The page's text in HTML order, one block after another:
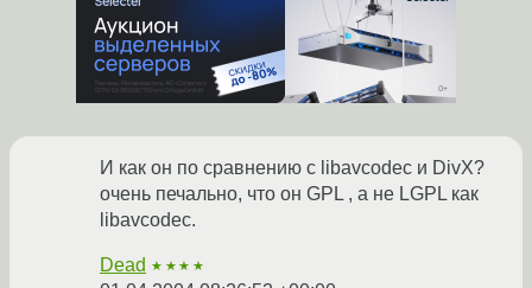
И как он по сравнению с libavcodec и DivX?
очень печально, что он GPL , а не LGPL как
libavcodec.
Dead ★★★★